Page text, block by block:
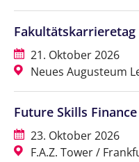
21. Oktober 2026
Neues Augusteum
Future Skills
23. Oktober 2026
F.A.Z. Tower /